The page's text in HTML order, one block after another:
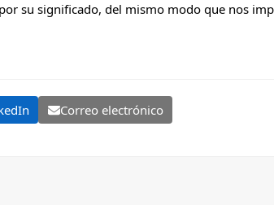
su significado, del mismo modo que nos
Correo electrónico